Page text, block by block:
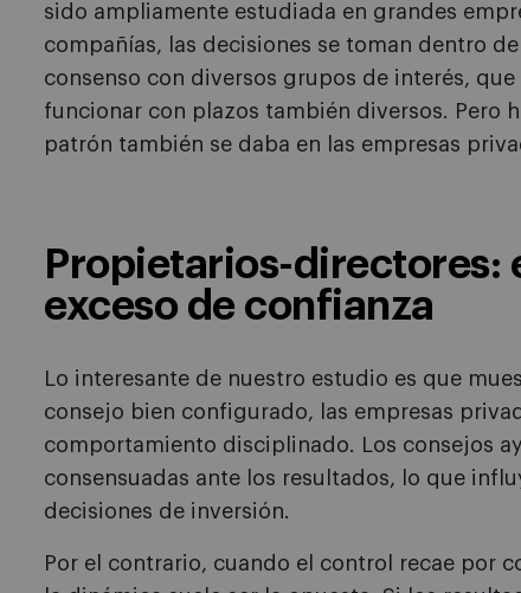
sido ampliamente estudiada en grandes
compañías, las decisiones se toman dentro
consenso con diversos grupos de interés,
funcionar con plazos también diversos. Pero
patrón también se daba en las empresas
Propietarios-directores:
exceso de confianza
Lo interesante de nuestro estudio es que
consejo bien configurado, las empresas
comportamiento disciplinado. Los consejos
consensuadas ante los resultados, lo que
decisiones de inversión.
Por el contrario, cuando el control recae por